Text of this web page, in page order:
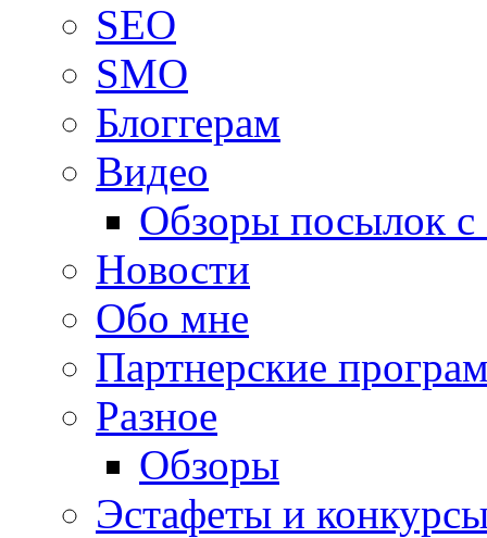
SEO
SMO
Блоггерам
Видео
Обзоры посылок с
Новости
Обо мне
Партнерские
Разное
Обзоры
Эстафеты и